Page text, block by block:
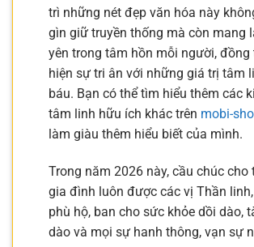
trì những nét đẹp văn hóa này
gìn giữ truyền thống mà còn mang
yên trong tâm hồn mỗi người, đồng
hiện sự tri ân với những giá trị tâm
báu. Bạn có thể tìm hiểu thêm các
tâm linh hữu ích khác trên mobi-
làm giàu thêm hiểu biết của mình.
Trong năm 2026 này, cầu chúc cho
gia đình luôn được các vị Thần
phù hộ, ban cho sức khỏe dồi dào,
dào và mọi sự hanh thông, vạn sự